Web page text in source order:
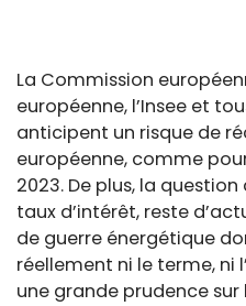
La Commission
européenne, l’Insee et
anticipent un risque de
européenne, comme
2023. De plus, la
taux d’intérêt, reste
de guerre énergétique
réellement ni le terme, ni
une grande prudence